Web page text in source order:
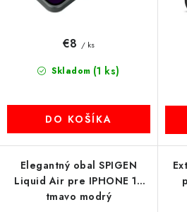
VÝPREDAJ
Doprava a platba
Podmienky ochrany osobných údajov
Skladom (1 ks)
€8 / ks
DO KOŠÍKA
Elegantný obal SPIGEN
Liquid Air pre IPHONE 14
tmavo modrý